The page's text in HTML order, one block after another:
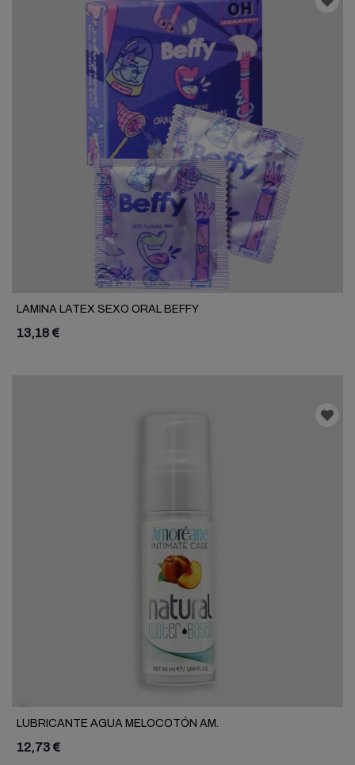
LAMINA LATEX SEXO ORAL BEFFY
13,18 €
LUBRICANTE AGUA MELOCOTÓN AM.
12,73 €